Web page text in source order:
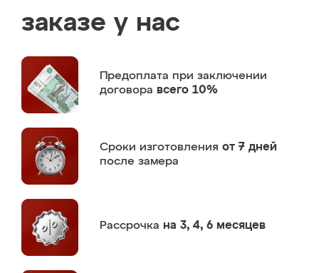
заказе у нас
Предоплата при заключении
договора всего 10%
Сроки изготовления от 7 дней
после замера
Рассрочка на 3, 4, 6 месяцев